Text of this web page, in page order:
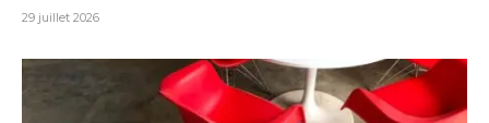
29 juillet 2026